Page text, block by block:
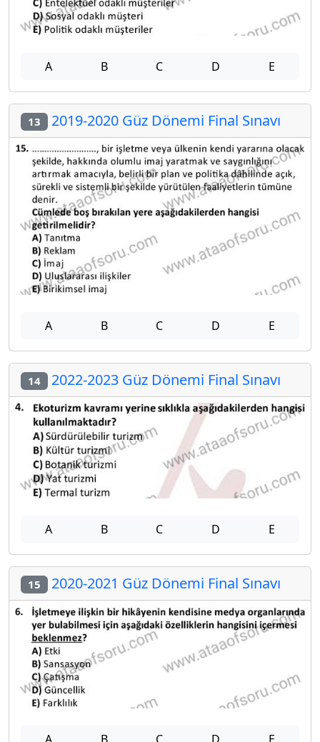
A B C D E
13 2019-2020 Güz Dönemi Final Sınavı
A B C D E
14 2022-2023 Güz Dönemi Final Sınavı
A B C D E
15 2020-2021 Güz Dönemi Final Sınavı